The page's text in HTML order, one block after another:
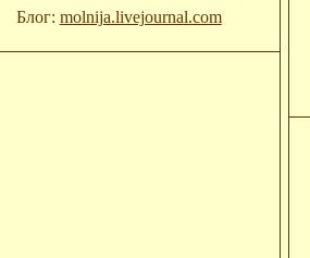
Блог: molnija.livejournal.com